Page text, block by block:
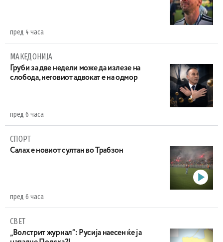
пред 4 часа
МАКЕДОНИЈА
Груби за две недели може да излезе на
слобода, неговиот адвокат е на одмор
пред 6 часа
СПОРТ
Салах е новиот султан во Трабзон
пред 6 часа
СВЕТ
„Волстрит журнал“: Русија наесен ќе ја